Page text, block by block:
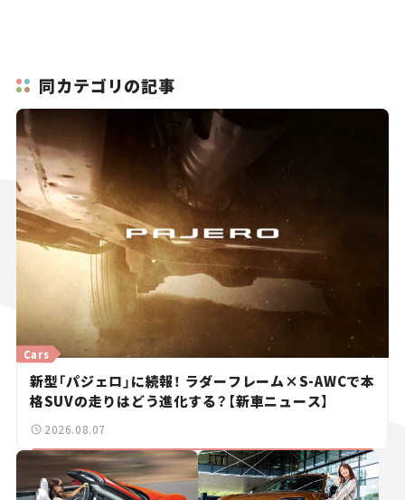
同カテゴリの記事
新型「パジェロ」に続報！ ラダーフレーム×S-AWCで本
格SUVの走りはどう進化する？【新車ニュース】
Cars
2026.08.07